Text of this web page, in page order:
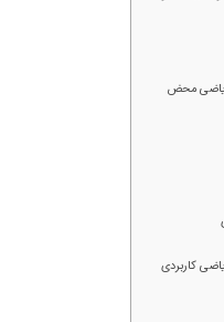
محض
کاربردی